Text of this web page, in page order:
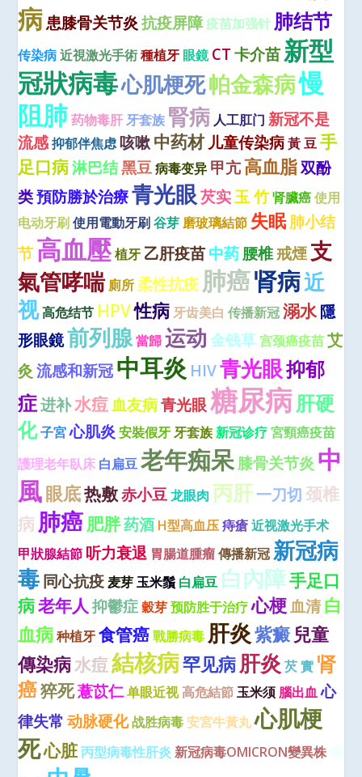
病患膝骨关节炎 抗疫屏障 疫苗加强针 肺结节
传染病 近視激光手術 種植牙 眼鏡 CT 卡介苗新型
冠狀病毒心肌梗死帕金森病慢
阻肺 药物毒肝 牙套族 腎病 人工肛门 新冠不是
流感抑郁伴焦虑咳嗽中药材 儿童传染病 黃 豆 手
足口病淋巴结黑豆 病毒变异 甲亢高血脂双酚
类預防勝於治療青光眼 芡实玉 竹 肾臟癌 使用
电动牙刷 使用電動牙刷 谷芽 磨玻璃結節 失眠肺小结
节高血壓植牙 乙肝疫苗中药腰椎戒煙支
氣管哮喘 廁所 柔性抗疫 肺癌肾病近
视高危结节 HPV性病 牙齿美白 传播新冠 溺水隱
形眼鏡前列腺當歸 运动 金钱草 宫颈癌疫苗 艾
灸 流感和新冠中耳炎 HIV青光眼抑郁
症进补水痘血友病青光眼糖尿病肝硬
化子宮 心肌炎 安裝假牙 牙套族 新冠诊疗 宮頸癌疫苗
護理老年臥床 白扁豆 老年痴呆膝骨关节炎 中
風眼底热敷赤小豆 龙眼肉 丙肝一刀切 颈椎
病 肺癌 肥胖药酒 H型高血压 痔瘡 近视激光手术
甲狀腺結節 听力衰退 胃腸道腫瘤 傳播新冠 新冠病
毒同心抗疫 麦芽 玉米鬚 白扁豆 白內障手足口
病老年人 抑鬱症 穀芽 预防胜于治疗 心梗血清白
血病 种植牙 食管癌 戰勝病毒 肝炎紫癜 兒童
傳染病水痘結核病罕见病肝炎 芡 實 肾
癌猝死薏苡仁单眼近视高危結節 玉米须 腦出血 心
律失常 动脉硬化战胜病毒 安宮牛黃丸 心肌梗
死心脏丙型病毒性肝炎 新冠病毒OMICRON變異株